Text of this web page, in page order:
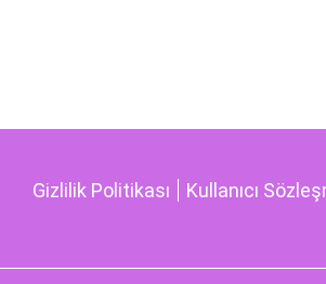
Gizlilik Politikası Kullanıcı